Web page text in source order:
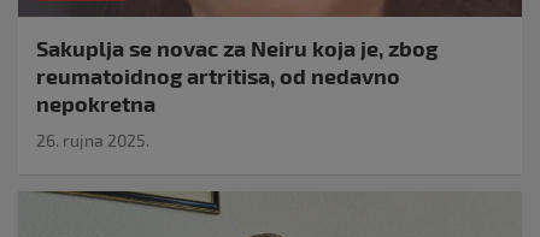
Sakuplja se novac za Neiru koja je, zbog
reumatoidnog artritisa, od nedavno
nepokretna
26. rujna 2025.